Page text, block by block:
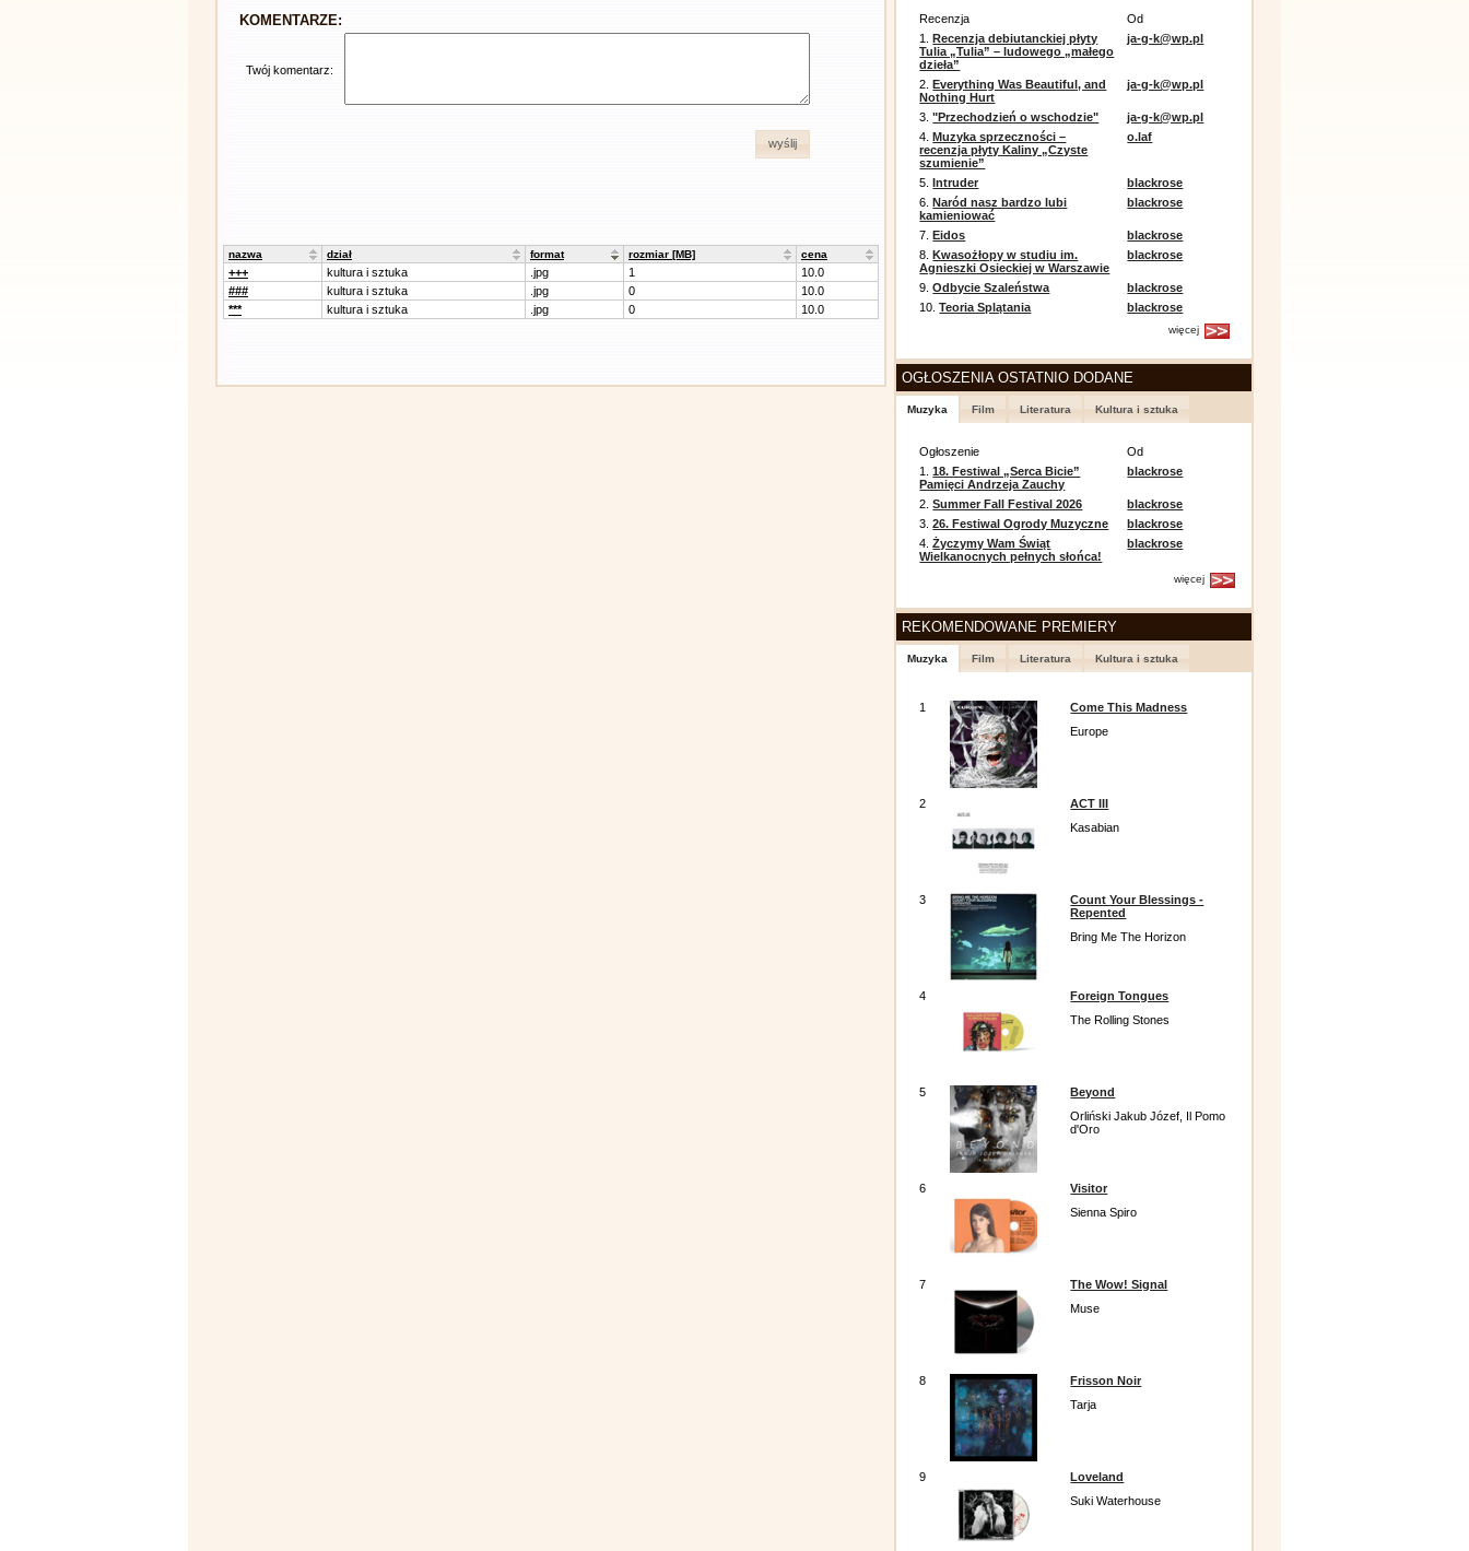
KOMENTARZE:
Twój komentarz:
wyślij
nazwa dział format rozmiar [MB] cena
+++ kultura i sztuka .jpg 1
10.0
###
kultura i sztuka .jpg 0
10.0
***
kultura i sztuka .jpg 0 10.0
Recenzja
Od
1.Recenzja debiutanckiej płyty
Tulia „Tulia” – ludowego „małego
dzieła”
ja-g-k@wp.pl
2.Everything Was Beautiful, and
Nothing Hurt
ja-g-k@wp.pl
3."Przechodzień o wschodzie"
ja-g-k@wp.pl
4.Muzyka sprzeczności –
recenzja płyty Kaliny „Czyste
szumienie”
o.laf
5.Intruder
blackrose
6.Naród nasz bardzo lubi
kamieniować
blackrose
7.Eidos
blackrose
8.Kwasożłopy w studiu im.
Agnieszki Osieckiej w Warszawie
blackrose
9.Odbycie Szaleństwa
blackrose
10.Teoria Splątania blackrose
więcej
OGŁOSZENIA OSTATNIO DODANE
Muzyka Film Literatura Kultura i sztuka
Ogłoszenie
Od
1.18. Festiwal „Serca Bicie”
Pamięci Andrzeja Zauchy
blackrose
2.Summer Fall Festival 2026
blackrose
3.26. Festiwal Ogrody Muzyczne
blackrose
4.Życzymy Wam Świąt
Wielkanocnych pełnych słońca!
blackrose
więcej
REKOMENDOWANE PREMIERY
Muzyka Film Literatura Kultura i sztuka
1
Come This Madness
Europe
2
ACT III
Kasabian
3
Count Your Blessings -
Repented
Bring Me The Horizon
4
Foreign Tongues
The Rolling Stones
5
Beyond
Orliński Jakub Józef, Il Pomo
d'Oro
6
Visitor
Sienna Spiro
7
The Wow! Signal
Muse
8
Frisson Noir
Tarja
9
Loveland
Suki Waterhouse